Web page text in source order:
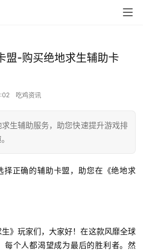
盟-购买绝地求生辅助卡
吃鸡资讯
生辅助服务，助您快速提升游戏排
择正确的辅助卡盟，助您在《绝地求
》玩家们，大家好！在这款风靡全球
每个人都渴望成为最后的胜利者。然